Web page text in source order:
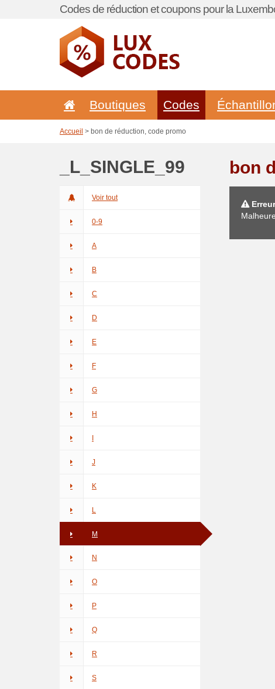
Codes de réduction et coupons pour la
Boutiques Codes
Accueil > bon de réduction, code promo
_L_SINGLE_99
Voir tout
0-9
A
B
C
D
E
F
G
H
J
K
L
M
N
O
P
Q
R
S
bon